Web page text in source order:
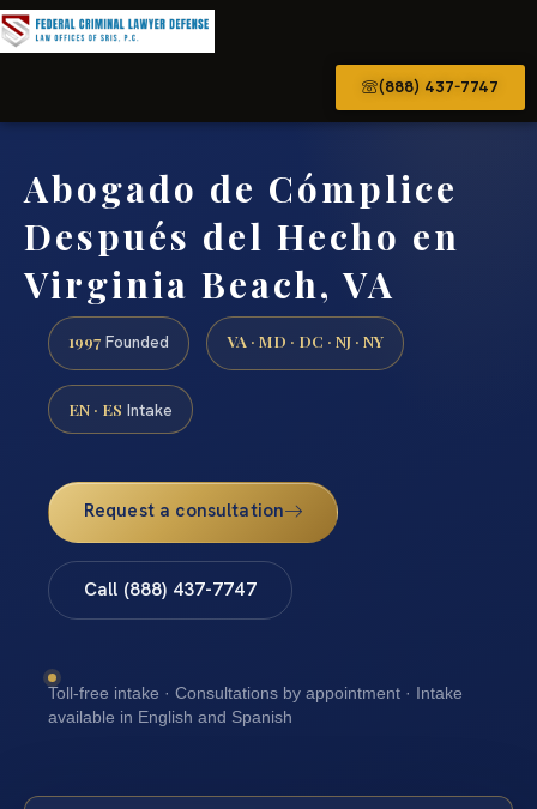
(888) 437-7747
Abogado de Cómplice
Después del Hecho en
Virginia Beach, VA
1997 Founded VA · MD · DC · NJ · NY
EN · ES Intake
Request a consultation
Call (888) 437-7747
Toll-free intake · Consultations by appointment · Intake
available in English and Spanish